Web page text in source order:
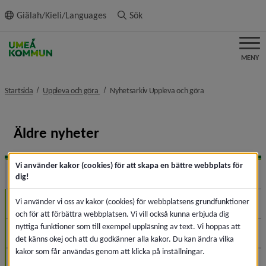
innehållet
Giälah/Kieli/Languages Sök
MENY
Startsida Uppleva och göra nivå i brödsmulenavigeringen
Nyhetsarkiv Uppleva och göranivå i
Äldre nyheter
2026
Augusti (2)
Juli (6)
Vi använder kakor (cookies) för att skapa en bättre webbplats för
dig!
Vi använder vi oss av kakor (cookies) för webbplatsens grundfunktioner
och för att förbättra webbplatsen. Vi vill också kunna erbjuda dig
nyttiga funktioner som till exempel uppläsning av text. Vi hoppas att
det känns okej och att du godkänner alla kakor. Du kan ändra vilka
kakor som får användas genom att klicka på inställningar.